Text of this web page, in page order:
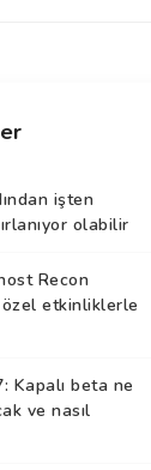
işten
olabilir
Recon
özel etkinliklerle
Kapalı beta ne
ve nasıl